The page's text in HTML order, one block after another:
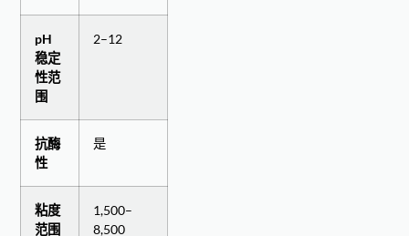
pH
稳定
性范
围
2–12
抗酶
性
是
粘度
范围
1,500–
8,500